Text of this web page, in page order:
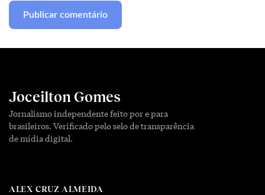
Joceilton Gomes
Jornalismo independente feito por e para
brasileiros. Verificado pelo selo de transparência
de mídia digital.
ALEX CRUZ ALMEIDA